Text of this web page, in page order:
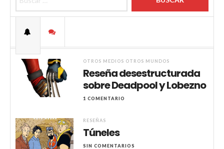
OTROS MEDIOS OTROS MUNDOS
Reseña desestructurada
sobre Deadpool y Lobezno
1 COMENTARIO
RESEÑAS
Túneles
SIN COMENTARIOS